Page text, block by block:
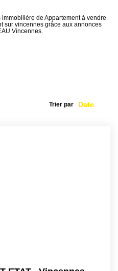
de Appartement à vendre
sur vincennes grâce aux annonces
Vincennes.
Trier par